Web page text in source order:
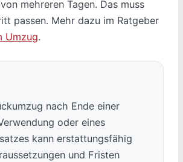
mehreren Tagen. Das muss
passen. Mehr dazu im Ratgeber
Umzug.
nach Ende einer
oder eines
kann erstattungsfähig
und Fristen